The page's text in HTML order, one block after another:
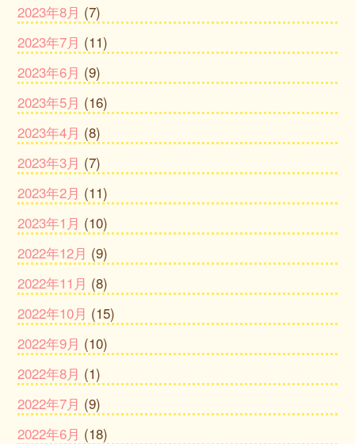
2023年8月 (7)
2023年7月 (11)
2023年6月 (9)
2023年5月 (16)
2023年4月 (8)
2023年3月 (7)
2023年2月 (11)
2023年1月 (10)
2022年12月 (9)
2022年11月 (8)
2022年10月 (15)
2022年9月 (10)
2022年8月 (1)
2022年7月 (9)
2022年6月 (18)